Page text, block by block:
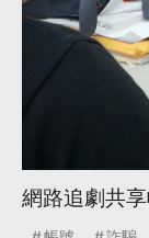
網路追劇共